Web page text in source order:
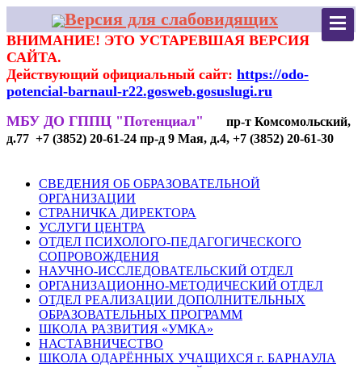
Версия для слабовидящих
ВНИМАНИЕ! ЭТО УСТАРЕВШАЯ ВЕРСИЯ
САЙТА.
Действующий официальный сайт: https://odo-
potencial-barnaul-r22.gosweb.gosuslugi.ru
МБУ ДО ГППЦ "Потенциал"
пр-т Комсомольский,
д.77 +7 (3852) 20-61-24 пр-д 9 Мая, д.4, +7 (3852) 20-61-30
СВЕДЕНИЯ ОБ ОБРАЗОВАТЕЛЬНОЙ
ОРГАНИЗАЦИИ
СТРАНИЧКА ДИРЕКТОРА
УСЛУГИ ЦЕНТРА
ОТДЕЛ ПСИХОЛОГО-ПЕДАГОГИЧЕСКОГО
СОПРОВОЖДЕНИЯ
НАУЧНО-ИССЛЕДОВАТЕЛЬСКИЙ ОТДЕЛ
ОРГАНИЗАЦИОННО-МЕТОДИЧЕСКИЙ ОТДЕЛ
ОТДЕЛ РЕАЛИЗАЦИИ ДОПОЛНИТЕЛЬНЫХ
ОБРАЗОВАТЕЛЬНЫХ ПРОГРАММ
ШКОЛА РАЗВИТИЯ «УМКА»
НАСТАВНИЧЕСТВО
ШКОЛА ОДАРЁННЫХ УЧАЩИХСЯ г. БАРНАУЛА